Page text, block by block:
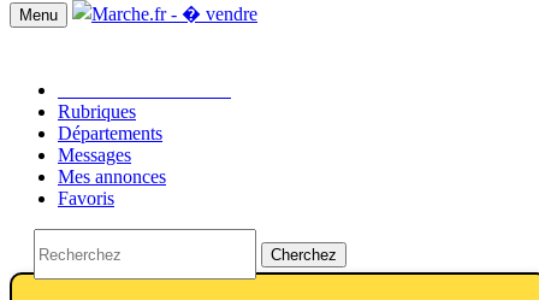
Menu
Rubriques
Départements
Messages
Mes annonces
Favoris
Cherchez